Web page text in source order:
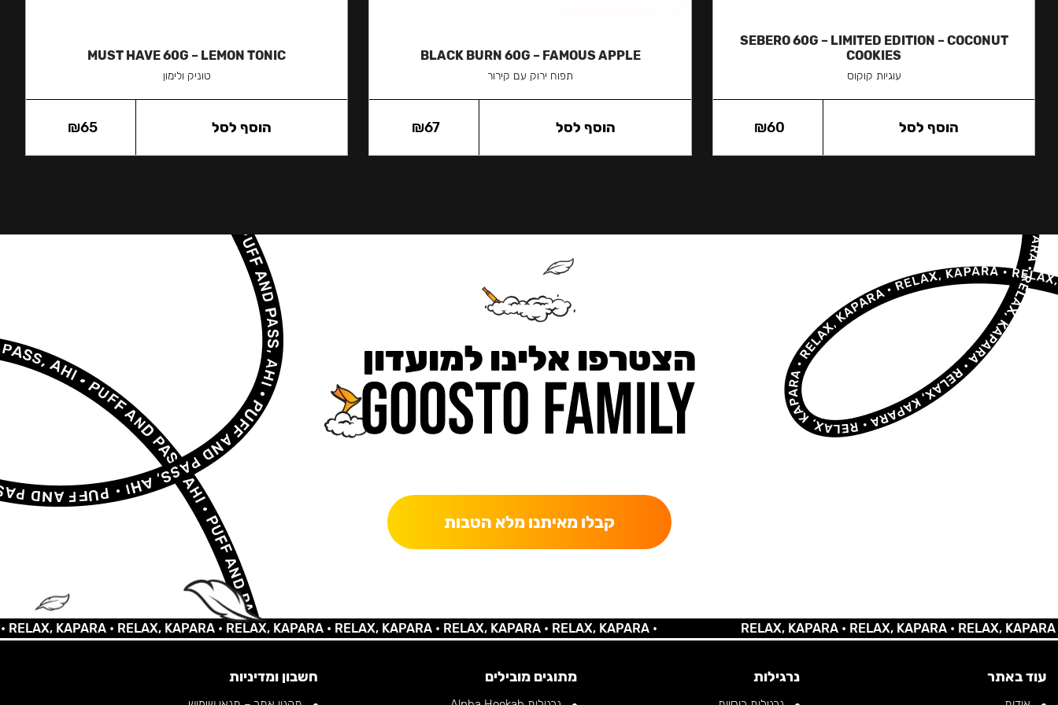
SEBERO 60G – LIMITED EDITION – COCONUT
COOKIES
עוגיות קוקוס
₪60 הוסף לסל
BLACK BURN 60G – FAMOUS APPLE
תפוח ירוק עם קירור
₪67 הוסף לסל
MUST HAVE 60G – LEMON TONIC
טוניק ולימון
₪65 הוסף לסל
הצטרפו אלינו למועדון
קבלו מאיתנו מלא הטבות
KAPARA •RELAX, KAPARA •RELAX, KAPARA •RELAX, KAPARA •RELAX, KAPARA •RELAX, KAPARA • RELAX, KAPARA •RELAX, KAPARA •RELAX, KAPARA •
עוד באתר נרגילות מתוגים מובילים חשבון ומדיניות